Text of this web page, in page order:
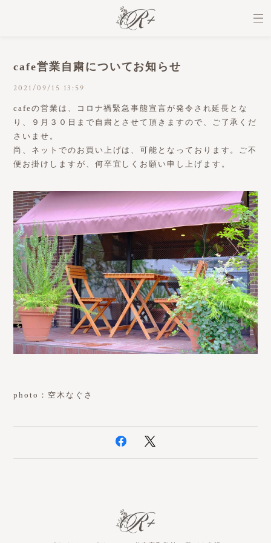
cafe営業自粛についてお知らせ
2021/09/15 13:59
cafeの営業は、コロナ禍緊急事態宣言が発令され延長とな
り、９月３０日まで自粛とさせて頂きますので、ご了承くだ
さいませ。
尚、ネットでのお買い上げは、可能となっております。ご不
便お掛けしますが、何卒宜しくお願い申し上げます。
photo：空木なぐさ